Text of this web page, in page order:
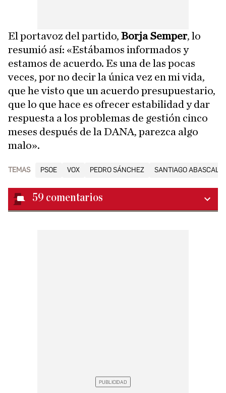
El portavoz del partido, Borja Semper, lo
resumió así: «Estábamos informados y
estamos de acuerdo. Es una de las pocas
veces, por no decir la única vez en mi vida,
que he visto que un acuerdo presupuestario,
que lo que hace es ofrecer estabilidad y dar
respuesta a los problemas de gestión cinco
meses después de la DANA, parezca algo
malo».
TEMAS PSOE VOX PEDRO SÁNCHEZ SANTIAGO ABASCAL
59 comentarios